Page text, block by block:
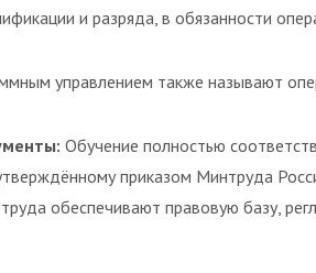
и разряда, в обязанности
управлением также называют
Обучение полностью
приказом Минтруда
обеспечивают правовую базу,